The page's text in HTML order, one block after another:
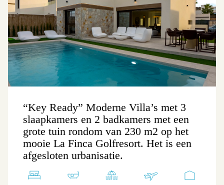
“Key Ready” Moderne Villa’s met 3
slaapkamers en 2 badkamers met een
grote tuin rondom van 230 m2 op het
mooie La Finca Golfresort. Het is een
afgesloten urbanisatie.